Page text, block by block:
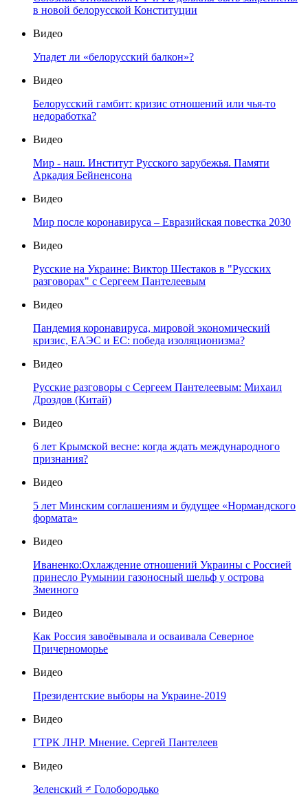
в новой белорусской Конституции
Видео
Упадет ли «белорусский балкон»?
Видео
Белорусский гамбит: кризис отношений или чья-то
недоработка?
Видео
Мир - наш. Институт Русского зарубежья. Памяти
Аркадия Бейненсона
Видео
Мир после коронавируса – Евразийская повестка 2030
Видео
Русские на Украине: Виктор Шестаков в "Русских
разговорах" с Сергеем Пантелеевым
Видео
Пандемия коронавируса, мировой экономический
кризис, ЕАЭС и ЕС: победа изоляционизма?
Видео
Русские разговоры с Сергеем Пантелеевым: Михаил
Дроздов (Китай)
Видео
6 лет Крымской весне: когда ждать международного
признания?
Видео
5 лет Минским соглашениям и будущее «Нормандского
формата»
Видео
Иваненко:Охлаждение отношений Украины с Россией
принесло Румынии газоносный шельф у острова
Змеиного
Видео
Как Россия завоёвывала и осваивала Северное
Причерноморье
Видео
Президентские выборы на Украине-2019
Видео
ГТРК ЛНР. Мнение. Сергей Пантелеев
Видео
Зеленский ≠ Голобородько